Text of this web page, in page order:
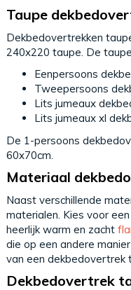
Taupe
Dekbedovertrekken
240x220 taupe. De
Eenpersoons
Tweepersoons
Lits jumeaux
Lits jumeaux xl
De 1-persoons
60x70cm.
Materiaal
Naast verschillende
materialen. Kies voor
heerlijk warm en zacht
die op een andere
van een dekbedovertrek
Dekbedovertrek